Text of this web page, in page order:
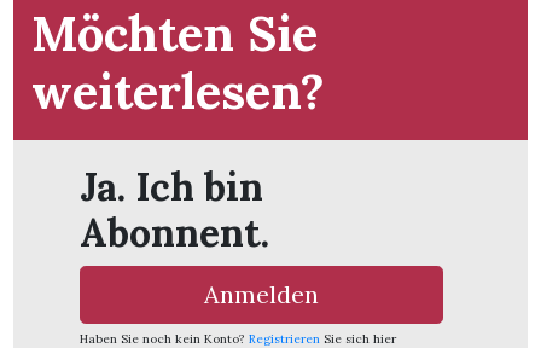
Möchten Sie
weiterlesen?
Ja. Ich bin
Abonnent.
Anmelden
Haben Sie noch kein Konto? Registrieren Sie sich hier